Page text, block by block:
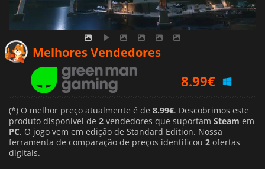
Melhores Vendedores
8.99€
€
(*) O melhor preço atualmente é de 8.99€. Descobrimos este
produto disponível de 2 vendedores que suportam Steam em
PC. O jogo vem em edição de Standard Edition. Nossa
ferramenta de comparação de preços identificou 2 ofertas
digitais.